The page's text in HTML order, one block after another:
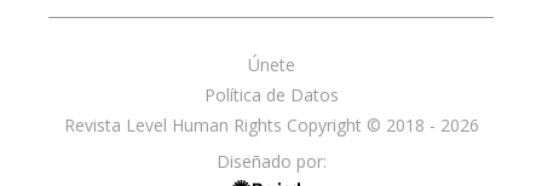
Revista Level Human Rights Copyright © 2018 - 2026
Política de Datos
Únete
Diseñado por: